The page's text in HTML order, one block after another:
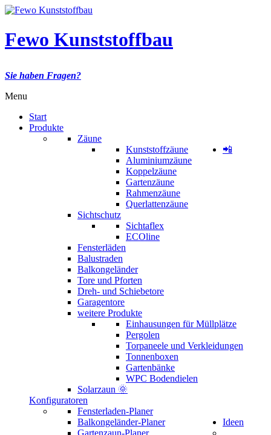
Fewo Kunststoffbau
Sie haben Fragen?
Menu
Start
Produkte
Zäune
Kunststoffzäune
Aluminiumzäune
Koppelzäune
Gartenzäune
Rahmenzäune
Querlattenzäune
Sichtschutz
Sichtaflex
ECOline
Fensterläden
Balustraden
Balkongeländer
Tore und Pforten
Dreh- und Schiebetore
Garagentore
weitere Produkte
Einhausungen für Müllplätze
Pergolen
Torpaneele und Verkleidungen
Tonnenboxen
Gartenbänke
WPC Bodendielen
Solarzaun 🌞
📲
Konfiguratoren
Fensterladen-Planer
Balkongeländer-Planer
Gartenzaun-Planer
Ideen